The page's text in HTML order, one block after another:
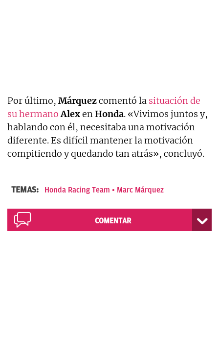
Por último, Márquezcomentó la situación de
su hermano AlexenHonda. «Vivimos juntos y,
hablando con él, necesitaba una motivación
diferente. Es difícil mantener la motivación
compitiendo y quedando tan atrás», concluyó.
TEMAS: Honda Racing Team Marc Márquez
COMENTAR